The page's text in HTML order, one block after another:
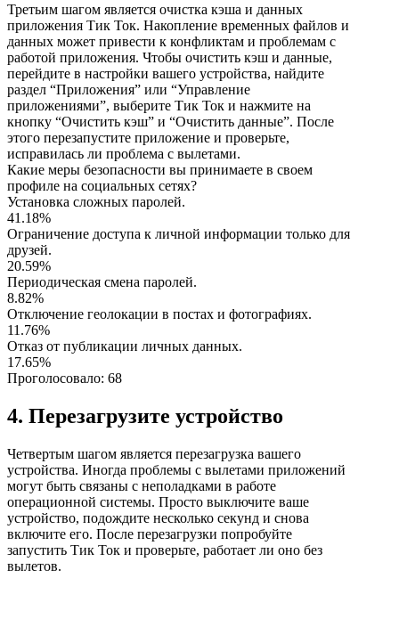
Третьим шагом является очистка кэша и данных
приложения Тик Ток. Накопление временных файлов и
данных может привести к конфликтам и проблемам с
работой приложения. Чтобы очистить кэш и данные,
перейдите в настройки вашего устройства, найдите
раздел “Приложения” или “Управление
приложениями”, выберите Тик Ток и нажмите на
кнопку “Очистить кэш” и “Очистить данные”. После
этого перезапустите приложение и проверьте,
исправилась ли проблема с вылетами.
Какие меры безопасности вы принимаете в своем
профиле на социальных сетях?
Установка сложных паролей.
41.18%
Ограничение доступа к личной информации только для
друзей.
20.59%
Периодическая смена паролей.
8.82%
Отключение геолокации в постах и фотографиях.
11.76%
Отказ от публикации личных данных.
17.65%
Проголосовало: 68
4. Перезагрузите устройство
Четвертым шагом является перезагрузка вашего
устройства. Иногда проблемы с вылетами приложений
могут быть связаны с неполадками в работе
операционной системы. Просто выключите ваше
устройство, подождите несколько секунд и снова
включите его. После перезагрузки попробуйте
запустить Тик Ток и проверьте, работает ли оно без
вылетов.